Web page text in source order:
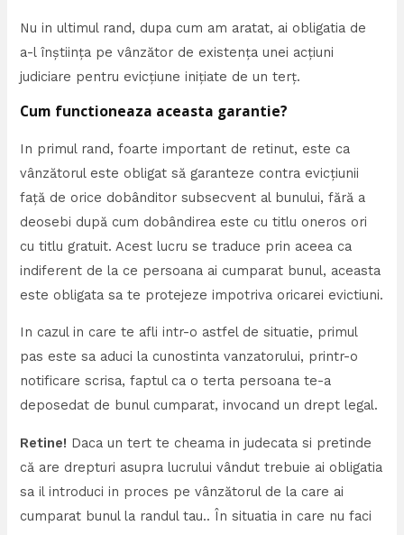
Nu in ultimul rand, dupa cum am aratat, ai obligatia de
a-l înștiința pe vânzător de existența unei acțiuni
judiciare pentru evicțiune inițiate de un terț.
Cum functioneaza aceasta garantie?
In primul rand, foarte important de retinut, este ca
vânzătorul este obligat să garanteze contra evicţiunii
faţă de orice dobânditor subsecvent al bunului, fără a
deosebi după cum dobândirea este cu titlu oneros ori
cu titlu gratuit. Acest lucru se traduce prin aceea ca
indiferent de la ce persoana ai cumparat bunul, aceasta
este obligata sa te protejeze impotriva oricarei evictiuni.
In cazul in care te afli intr-o astfel de situatie, primul
pas este sa aduci la cunostinta vanzatorului, printr-o
notificare scrisa, faptul ca o terta persoana te-a
deposedat de bunul cumparat, invocand un drept legal.
Retine! Daca un tert te cheama in judecata si pretinde
că are drepturi asupra lucrului vândut trebuie ai obligatia
sa il introduci in proces pe vânzătorul de la care ai
cumparat bunul la randul tau.. În situatia in care nu faci